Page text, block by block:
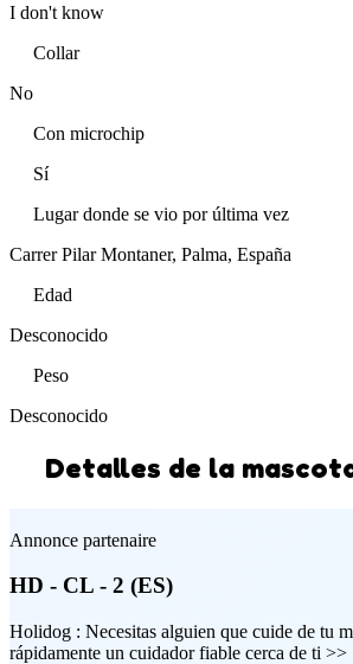
I don't know
Collar
No
Con microchip
Sí
Lugar donde se vio por última vez
Carrer Pilar Montaner, Palma, España
Edad
Desconocido
Peso
Desconocido
Detalles de la
Annonce partenaire
HD - CL - 2 (ES)
Holidog : Necesitas alguien que cuide de tu
rápidamente un cuidador fiable cerca de ti >>